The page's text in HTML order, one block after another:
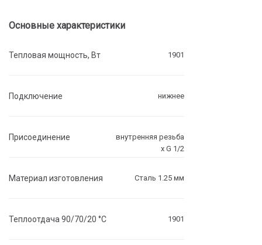
Основные характеристики
Тепловая мощность, Вт 1901
Подключение нижнее
Присоединение
внутренняя резьба
х G 1/2
Материал изготовления Сталь 1.25 мм
Теплоотдача 90/70/20 °C 1901